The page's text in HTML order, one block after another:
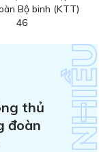
Bộ binh (KTT)
46
thủ
đoàn